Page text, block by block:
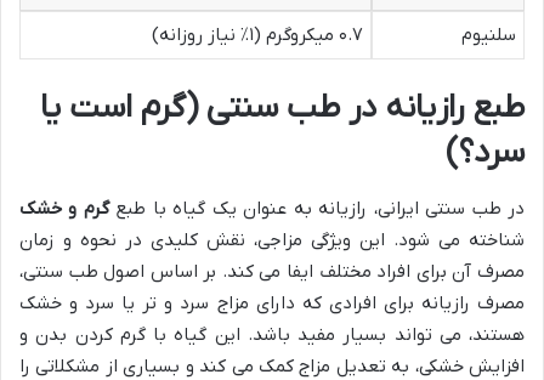
سلنیوم
۰.۷ میکروگرم (۱٪ نیاز روزانه)
طبع رازیانه در طب سنتی (گرم است یا
سرد؟)
در طب سنتی ایرانی، رازیانه به عنوان یک گیاه با طبعگرم و خشک
شناخته می شود. این ویژگی مزاجی، نقش کلیدی در نحوه و زمان
مصرف آن برای افراد مختلف ایفا می کند. بر اساس اصول طب سنتی،
مصرف رازیانه برای افرادی که دارای مزاج سرد و تر یا سرد و خشک
هستند، می تواند بسیار مفید باشد. این گیاه با گرم کردن بدن و
افزایش خشکی، به تعدیل مزاج کمک می کند و بسیاری از مشکلاتی را